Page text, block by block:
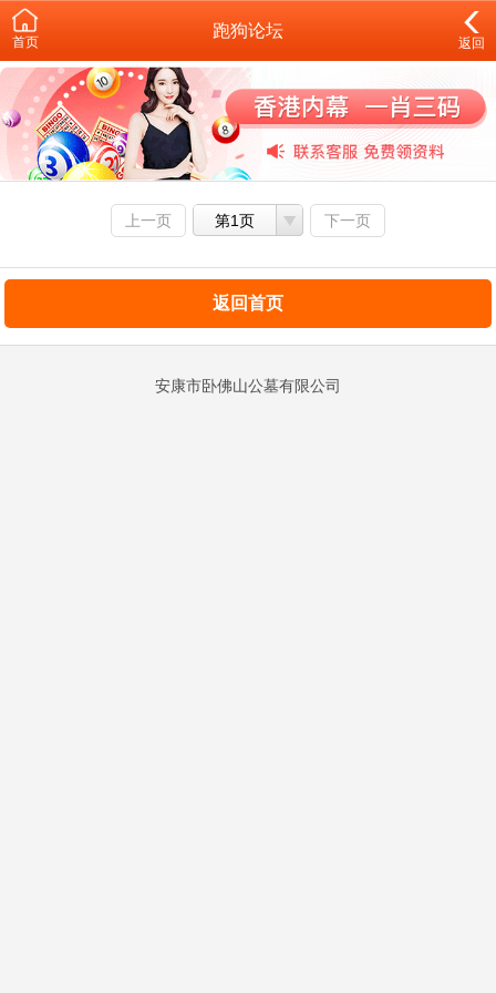
首页
跑狗论坛
返回
上一页 第1页 下一页
返回首页
安康市卧佛山公墓有限公司